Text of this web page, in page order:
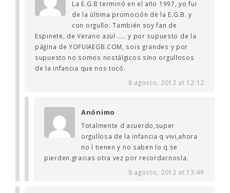
La E.G.B terminó en el año 1997, yo fui
de la última promoción de la E.G.B. y
con orgullo. También soy fan de
Espinete, de Verano azul ….. y por supuesto de la
página de YOFUIAEGB.COM, sois grandes y por
supuesto no somos nostálgicos sino orgullosos
de la infancia que nos tocó.
8 agosto, 2012 at 12:12
Anónimo
Totalmente d acuerdo,super
orgullosa de la infancia q vivi,ahora
no l tienen y no saben lo q se
pierden.gracias otra vez por recordarnosla.
8 agosto, 2012 at 13:49